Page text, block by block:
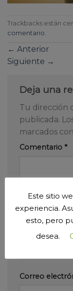
Trackbacks están
comentario
← Anterior
Siguiente →
Deja una
Tu dirección
publicada.
marcados con
Comentario *
Nombre
Correo
Este sitio
experiencia.
esto, pero
desea.